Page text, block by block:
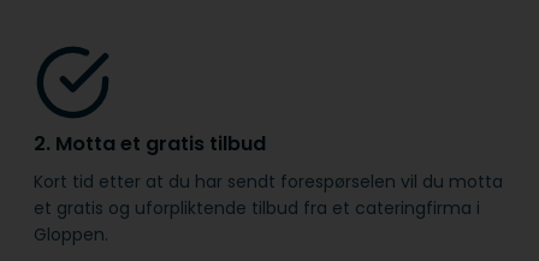
2. Motta et gratis tilbud
Kort tid etter at du har sendt forespørselen vil du motta
et gratis og uforpliktende tilbud fra et cateringfirma i
Gloppen.